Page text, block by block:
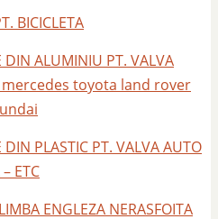
BICICLETA
DIN ALUMINIU PT. VALVA
mercedes toyota land rover
DIN PLASTIC PT. VALVA AUTO
ETC
ENGLEZA NERASFOITA